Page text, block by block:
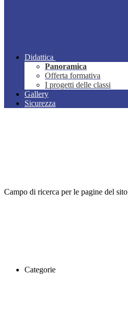
Didattica
Panoramica
Offerta formativa
I progetti delle classi
Gallery
Sicurezza
Campo di ricerca per le pagine del sito
Categorie